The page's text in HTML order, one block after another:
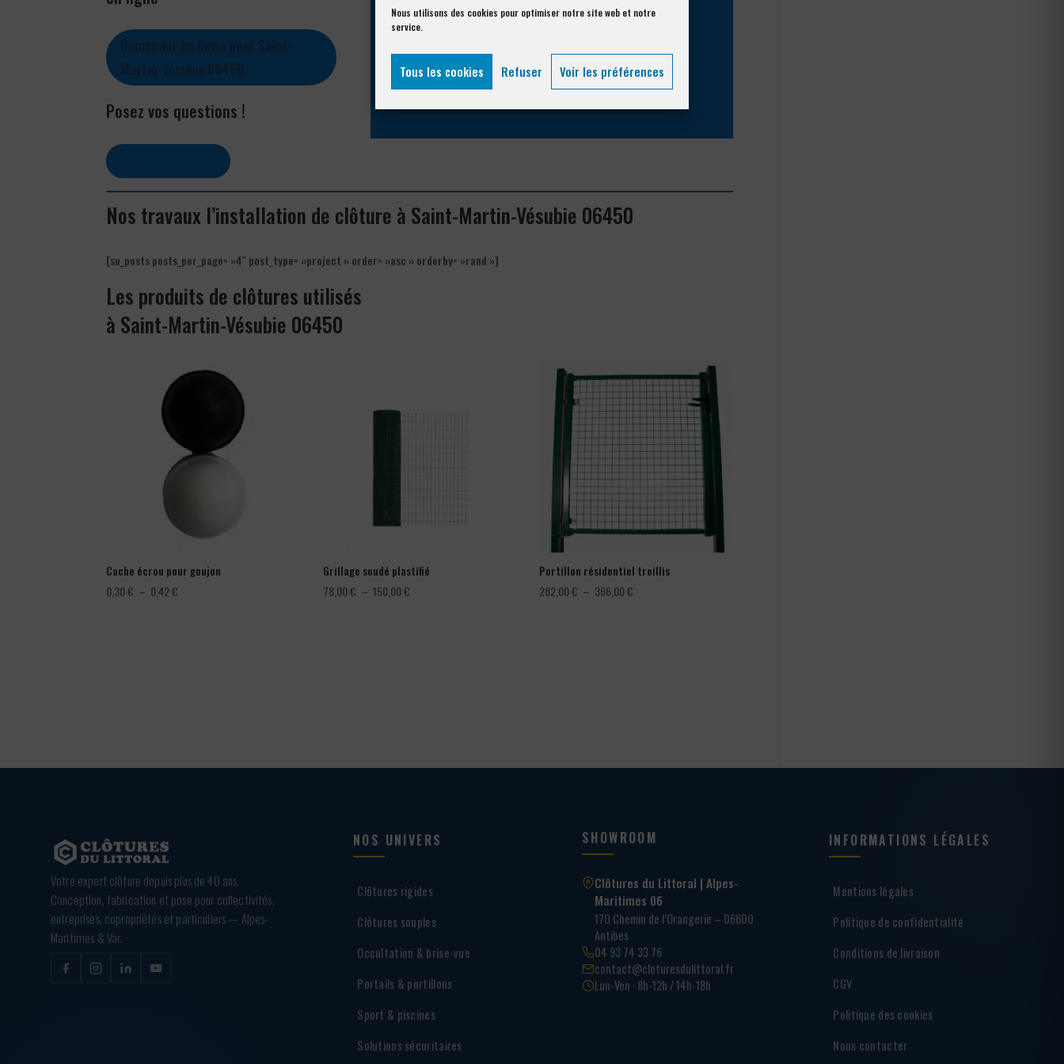
Nous utilisons des cookies pour optimiser notre site web et notre
service.
Tous les cookies Refuser Voir les préférences
Posez vos questions !
Appelez-nous !
04 93 74 33 76
Nos travaux l’installation de clôture à Saint-Martin-Vésubie 06450
[su_posts posts_per_page= »4″ post_type= »project » order= »asc » orderby= »rand »]
Les produits de clôtures utilisés
à Saint-Martin-Vésubie 06450
Cache écrou pour goujon
0,30€ – 0,42€
Grillage soudé plastifié
78,00€ – 150,00€Plage
Portillon résidentiel treillis
282,00€ – 366,00€
Votre expert clôture depuis plus de 40 ans.
Conception, fabrication et pose pour collectivités,
entreprises, copropriétés et particuliers — Alpes-
Maritimes & Var.
NOS UNIVERS
Clôtures rigides
Clôtures souples
Occultation & brise-vue
Portails & portillons
Sport & piscines
Solutions sécuritaires
SHOWROOM
Clôtures du Littoral | Alpes-
Maritimes 06
170 Chemin de l’Orangerie – 06600
Antibes
04 93 74 33 76
contact@cloturesdulittoral.fr
Lun-Ven · 8h-12h / 14h-18h
INFORMATIONS LÉGALES
Mentions légales
Politique de confidentialité
Conditions de livraison
CGV
Politique des cookies
Nous contacter